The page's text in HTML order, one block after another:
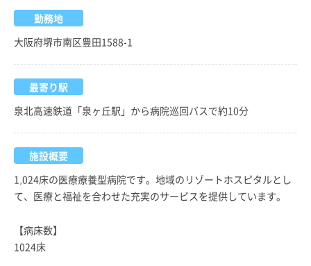
勤務地
大阪府堺市南区豊田1588-1
最寄り駅
泉北高速鉄道「泉ヶ丘駅」から病院巡回バスで約10分
施設概要
1,024床の医療療養型病院です。地域のリゾートホスピタルとし
て、医療と福祉を合わせた充実のサービスを提供しています。
【病床数】
1024床